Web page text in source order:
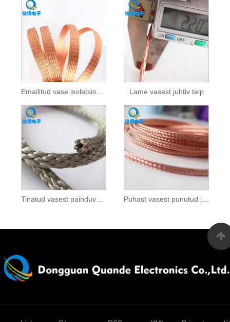
Emailitud vase isolatsiooniga punutud lint Lame vasest juhtiv teip
Tinatud vasest painduvad punutised Puhast vasest punutud juhtteip